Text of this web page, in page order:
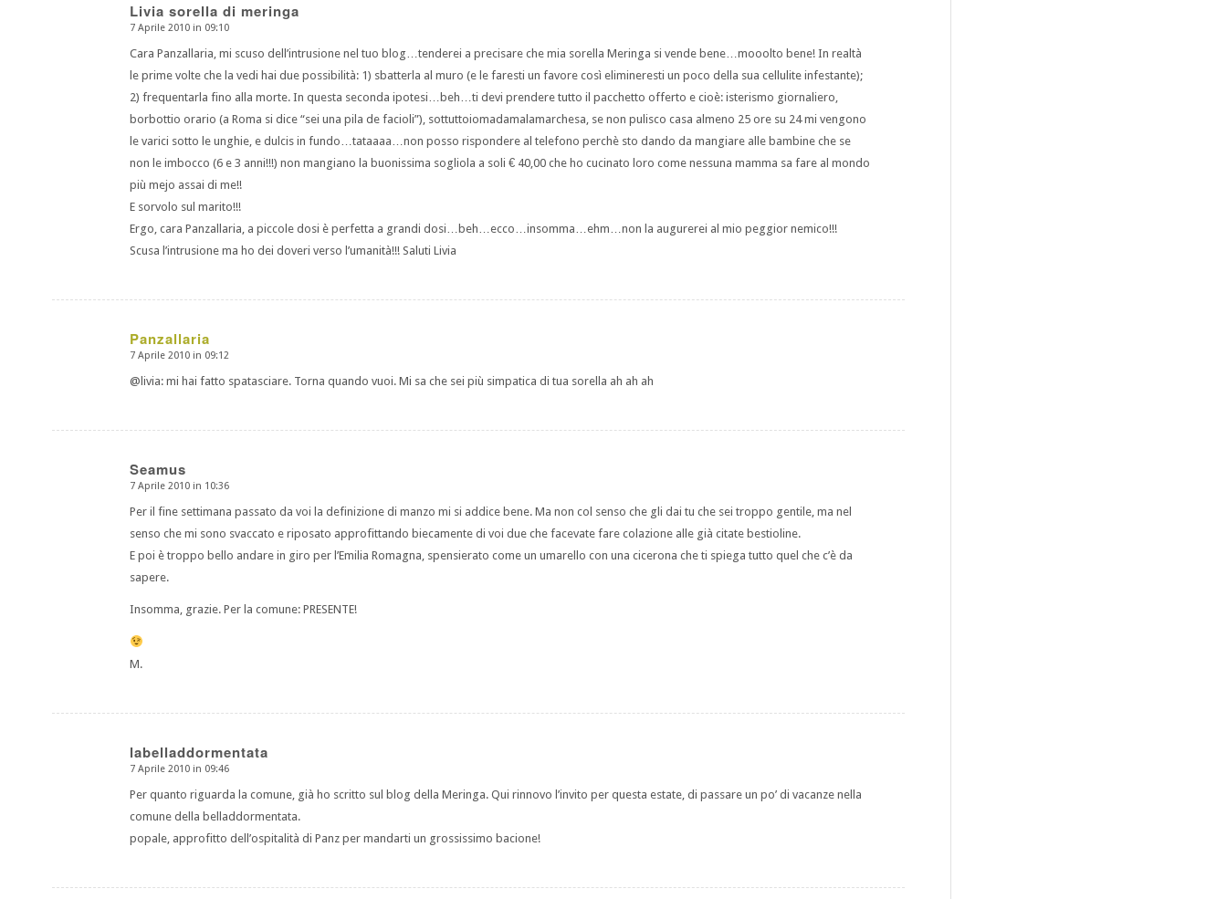
Livia sorella di meringa
dice:
7 Aprile 2010 in 09:10
Cara Panzallaria, mi scuso dell’intrusione nel tuo blog…tenderei a precisare che mia sorella Meringa si vende bene…mooolto bene! In realtà
le prime volte che la vedi hai due possibilità: 1) sbatterla al muro (e le faresti un favore così elimineresti un poco della sua cellulite infestante);
2) frequentarla fino alla morte. In questa seconda ipotesi…beh…ti devi prendere tutto il pacchetto offerto e cioè: isterismo giornaliero,
borbottio orario (a Roma si dice “sei una pila de facioli”), sottuttoiomadamalamarchesa, se non pulisco casa almeno 25 ore su 24 mi vengono
le varici sotto le unghie, e dulcis in fundo…tataaaa…non posso rispondere al telefono perchè sto dando da mangiare alle bambine che se
non le imbocco (6 e 3 anni!!!) non mangiano la buonissima sogliola a soli € 40,00 che ho cucinato loro come nessuna mamma sa fare al mondo
più mejo assai di me!!
E sorvolo sul marito!!!
Ergo, cara Panzallaria, a piccole dosi è perfetta a grandi dosi…beh…ecco…insomma…ehm…non la augurerei al mio peggior nemico!!!
Scusa l’intrusione ma ho dei doveri verso l’umanità!!! Saluti Livia
Panzallaria
dice:
7 Aprile 2010 in 09:12
@livia: mi hai fatto spatasciare. Torna quando vuoi. Mi sa che sei più simpatica di tua sorella ah ah ah
Seamus
dice:
7 Aprile 2010 in 10:36
Per il fine settimana passato da voi la definizione di manzo mi si addice bene. Ma non col senso che gli dai tu che sei troppo gentile, ma nel
senso che mi sono svaccato e riposato approfittando biecamente di voi due che facevate fare colazione alle già citate bestioline.
E poi è troppo bello andare in giro per l’Emilia Romagna, spensierato come un umarello con una cicerona che ti spiega tutto quel che c’è da
sapere.
Insomma, grazie. Per la comune: PRESENTE!
M.
labelladdormentata
dice:
7 Aprile 2010 in 09:46
Per quanto riguarda la comune, già ho scritto sul blog della Meringa. Qui rinnovo l’invito per questa estate, di passare un po’ di vacanze nella
comune della belladdormentata.
popale, approfitto dell’ospitalità di Panz per mandarti un grossissimo bacione!